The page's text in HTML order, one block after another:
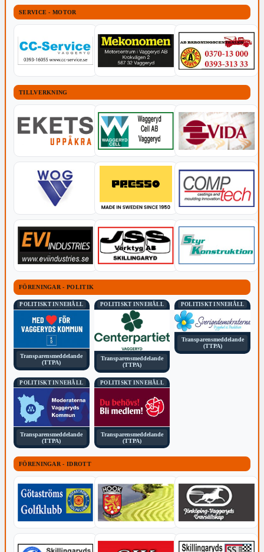
SERVICE - MOTOR
TILLVERKNING
FÖRENINGAR - POLITIK
POLITISKT INNEHÅLL
Transparensmeddelande
(TTPA)
POLITISKT INNEHÅLL
Transparensmeddelande
(TTPA)
POLITISKT INNEHÅLL
Transparensmeddelande
(TTPA)
POLITISKT INNEHÅLL
Transparensmeddelande
(TTPA)
POLITISKT INNEHÅLL
Transparensmeddelande
(TTPA)
FÖRENINGAR - IDROTT